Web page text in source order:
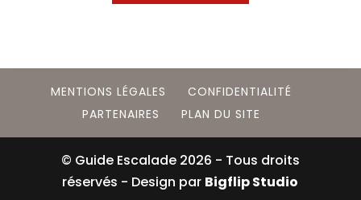
MENTIONS LÉGALES
CONFIDENTIALITÉ
PARTENAIRES
PLAN DU SITE
© Guide Escalade 2026 - Tous droits
réservés - Design par Bigflip Studio